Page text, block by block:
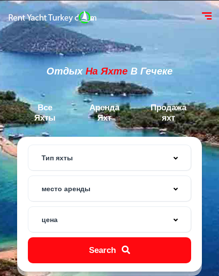
Отдых На Яхте В Гечеке
Все
Яхты
Аренда
Яхт
Продажа
яхт
Тип яхты
место аренды
цена
Search